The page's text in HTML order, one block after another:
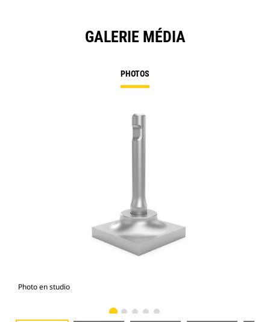
GALERIE MÉDIA
PHOTOS
Photo en studio